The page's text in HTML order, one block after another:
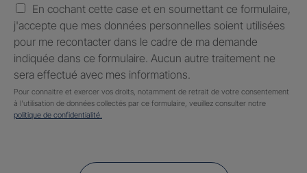
En cochant cette case et en soumettant ce formulaire,
j'accepte que mes données personnelles soient utilisées
pour me recontacter dans le cadre de ma demande
indiquée dans ce formulaire. Aucun autre traitement ne
sera effectué avec mes informations.
Pour connaitre et exercer vos droits, notamment de retrait de votre consentement
à l'utilisation de données collectés par ce formulaire, veuillez consulter notre
politique de confidentialité.